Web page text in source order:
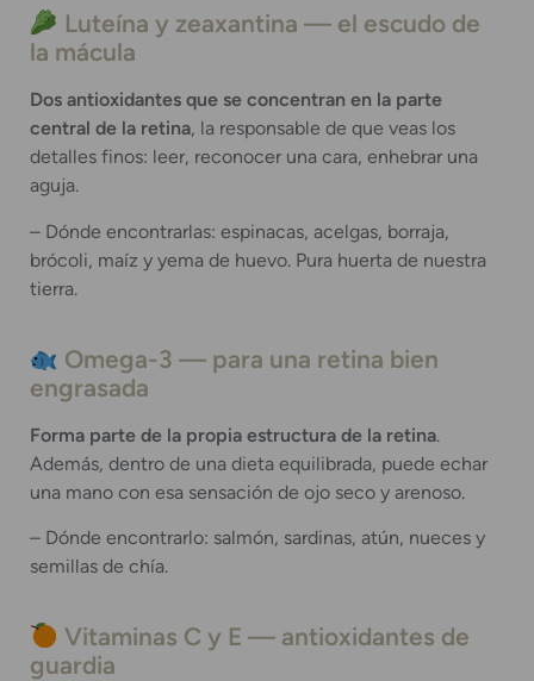
Luteína y zeaxantina — el escudo de
la mácula
Dos antioxidantes que se concentran en la parte
central de la retina, la responsable de que veas los
detalles finos: leer, reconocer una cara, enhebrar una
aguja.
– Dónde encontrarlas: espinacas, acelgas, borraja,
brócoli, maíz y yema de huevo. Pura huerta de nuestra
tierra.
Omega-3 — para una retina bien
engrasada
Forma parte de la propia estructura de la retina.
Además, dentro de una dieta equilibrada, puede echar
una mano con esa sensación de ojo seco y arenoso.
– Dónde encontrarlo: salmón, sardinas, atún, nueces y
semillas de chía.
Vitaminas C y E — antioxidantes de
guardia